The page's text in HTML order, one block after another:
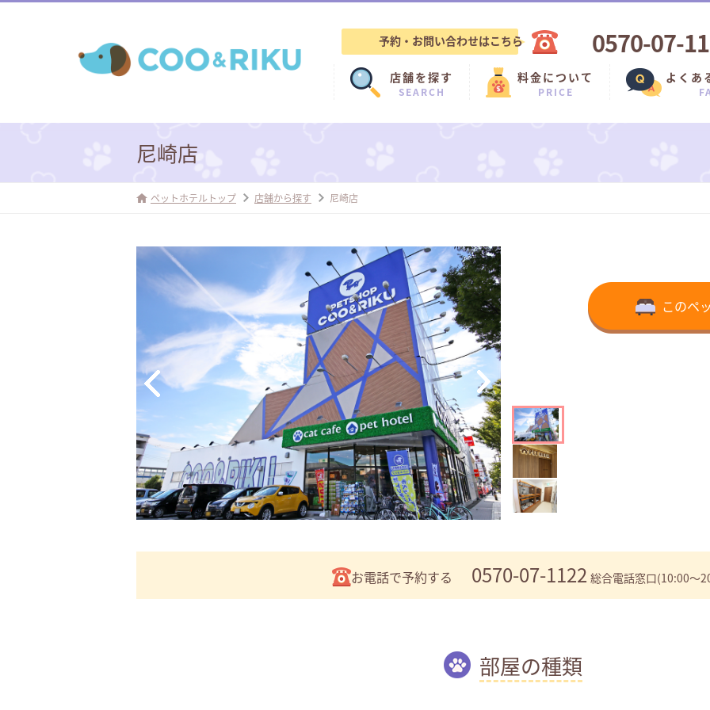
予約・お問い合わせはこちら 0570-07-
店舗を探す
SEARCH
料金について
PRICE
よくあ
尼崎店
ペットホテルトップ 店舗から探す 尼崎店
このペ
お電話で予約する 0570-07-1122 総合電話窓口(10:00～
部屋の種類